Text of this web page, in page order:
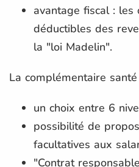
avantage fiscal : les
déductibles des
la "loi Madelin".
La complémentaire
un choix entre 6
possibilité de
facultatives aux
"Contrat